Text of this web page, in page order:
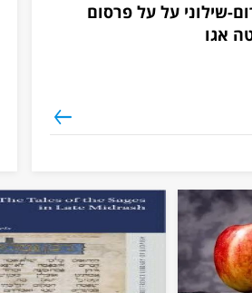
שילוני על על פרסום
אגו